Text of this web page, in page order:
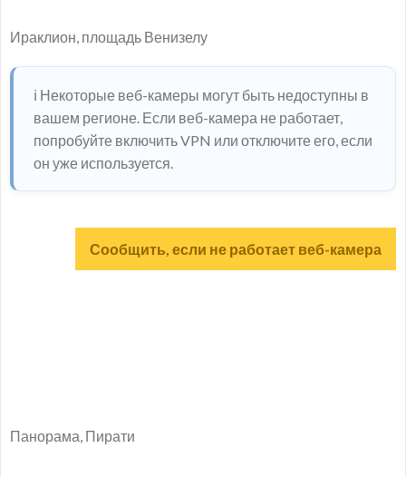
Ираклион, площадь Венизелу
ℹ️ Некоторые веб-камеры могут быть недоступны в
вашем регионе. Если веб-камера не работает,
попробуйте включить VPN или отключите его, если
он уже используется.
Сообщить, если не работает веб-камера
Панорама, Пирати